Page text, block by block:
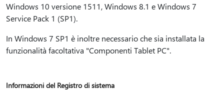
Windows 10 versione 1511, Windows 8.1 e Windows 7
Service Pack 1 (SP1).
In Windows 7 SP1 è inoltre necessario che sia installata la
funzionalità facoltativa "Componenti Tablet PC".
Informazioni del Registro di sistema